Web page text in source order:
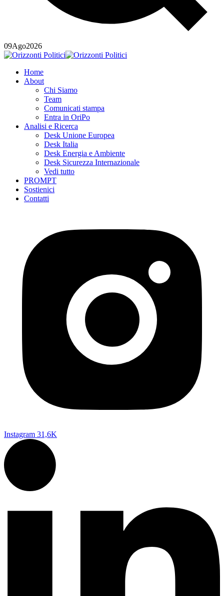
09Ago2026
Home
About
Chi Siamo
Team
Comunicati stampa
Entra in OriPo
Analisi e Ricerca
Desk Unione Europea
Desk Italia
Desk Energia e Ambiente
Desk Sicurezza Internazionale
Vedi tutto
PROMPT
Sostienici
Contatti
Instagram 31,6K